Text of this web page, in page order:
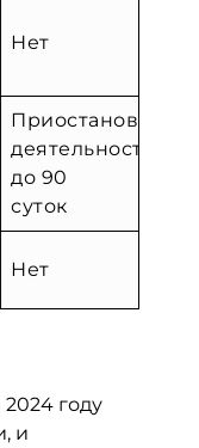
Нет
Приостановка
деятельности
до 90
суток
Нет
году
и